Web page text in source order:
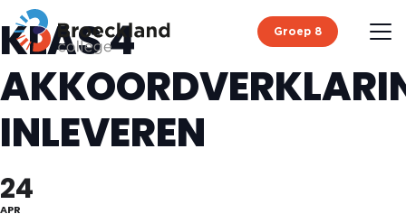
Groep 8
KLAS 4
INLEVEREN
24
APR